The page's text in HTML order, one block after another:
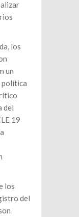
los
un
política
del
19
los
del